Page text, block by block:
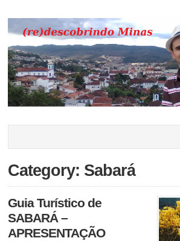
Category: Sabará
Guia Turístico de
SABARÁ –
APRESENTAÇÃO